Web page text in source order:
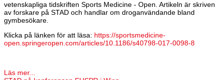
vetenskapliga tidskriften Sports Medicine - Open. Artikeln är skriven
av forskare på STAD och handlar om droganvändande bland
gymbesökare.
Klicka på länken för att läsa: https://sportsmedicine-
open.springeropen.com/articles/10.1186/s40798-017-0098-8
Läs mer...